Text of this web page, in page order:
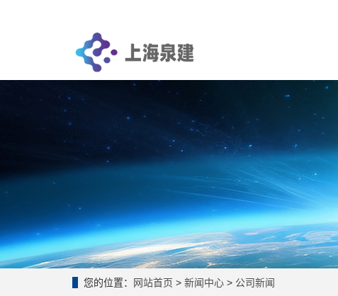
您的位置： 网站首页 > 新闻中心 > 公司新闻